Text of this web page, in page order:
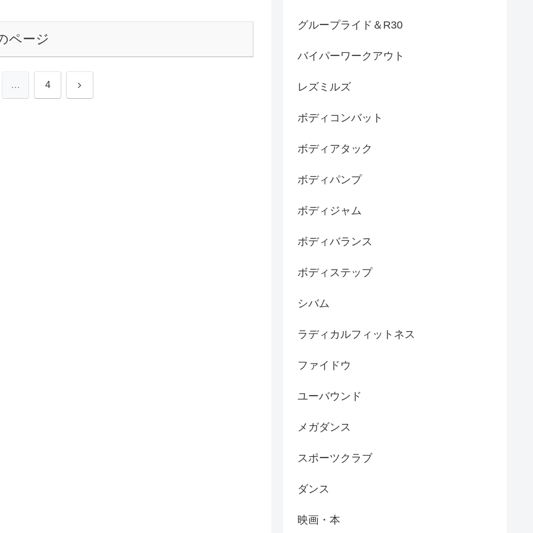
ページ
… 4 次
グループライド＆R30
バイパーワークアウト
レズミルズ
ボディコンバット
ボディアタック
ボディパンプ
ボディジャム
ボディバランス
ボディステップ
シバム
ラディカルフィットネス
ファイドウ
ユーバウンド
メガダンス
スポーツクラブ
ダンス
映画・本